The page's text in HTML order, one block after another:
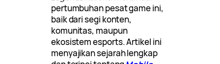
pertumbuhan pesat game ini,
baik dari segi konten,
komunitas, maupun
ekosistem esports. Artikel ini
menyajikan sejarah lengkap